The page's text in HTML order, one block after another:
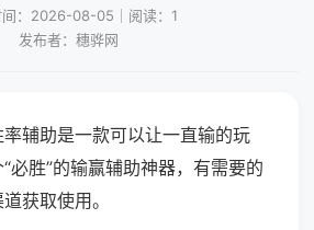
间：2026-08-05｜阅读：1
发布者：穗骅网
辅助是一款可以让一直输的玩
必胜”的输赢辅助神器，有需要的
获取使用。